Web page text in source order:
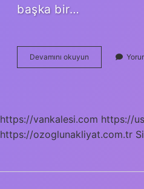
başka bir…
Devamını okuyun Osmanlıda
Elçi
https://vankalesi.com https://
https://ozoglunakliyat.com.tr